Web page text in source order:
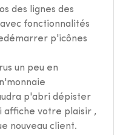
des lignes des
fonctionnalités
p'icônes
un peu en
p'abri dépister
affiche votre plaisir ,
nouveau client.